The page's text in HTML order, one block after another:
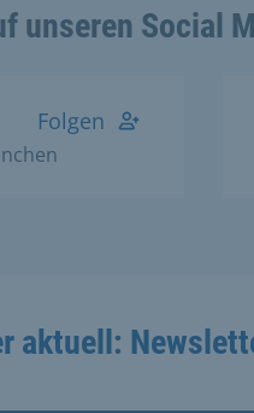
unseren Social
Folgen
aktuell: